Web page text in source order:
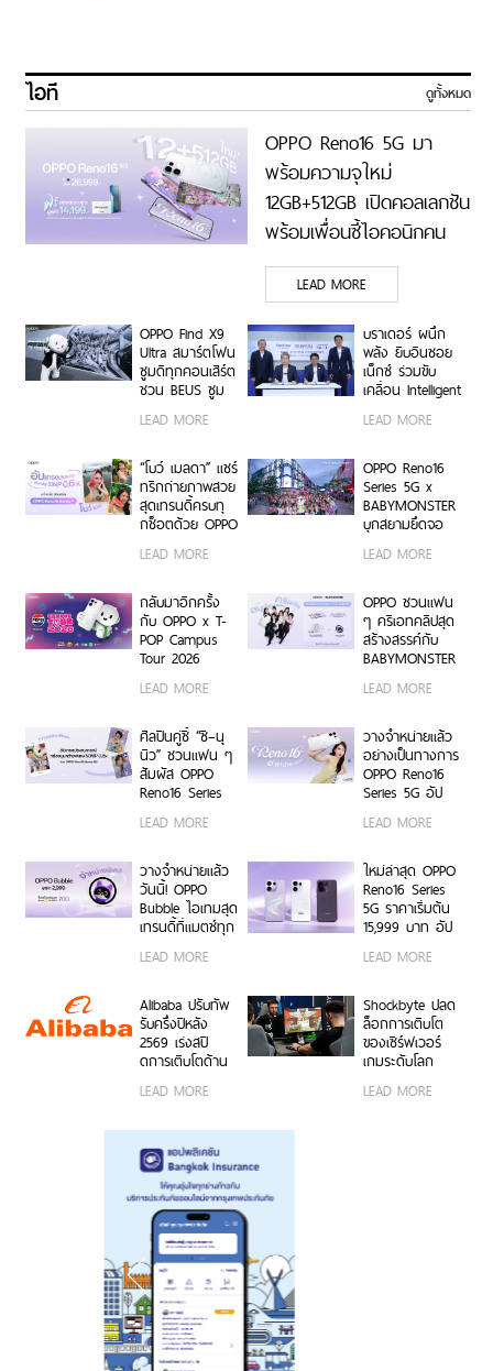
ไอที ดูทั้งหมด
OPPO Reno16 5G มา
พร้อมความจุใหม่
12GB+512GB เปิดคอลเลกชัน
พร้อมเพื่อนซี้ไอคอนิกคน
ล่าสุด Pingu Limited
Edition เติมความน่ารักทุก
โมเมนต์ เริ่ม 7 ส.ค. 69
LEAD MORE
OPPO Find X9
Ultra สมาร์ตโฟน
ซูมดีทุกคอนเสิร์ต
ชวน BEUS ซูม
ความสนุกสุดคม
BUS LIGHT AS
ONE
LEAD MORE
บราเดอร์ ผนึก
พลัง ยิบอินซอย
เน็กซ์ ร่วมขับ
เคลื่อน Intelligent
Transformation
Platform ยก
ระดับการจัดการ
ข้อมูลสู่ยุค
Digital-First
Enterprise
LEAD MORE
“โบว์ เมลดา” แชร์
ทริกถ่ายภาพสวย
สุดเทรนดี้ครบทุ
กช็อตด้วย OPPO
5G
LEAD MORE
OPPO Reno16
Series 5G x
BABYMONSTER
บุกสยามยึดจอ
บันดาลใจให้ทุก
เองได้เต็มที่ ผ่าน
OPPO K-POP
Star Random
Dance พร้อม
คลูซีฟ
LEAD MORE
กลับมาอีกครั้ง
กับ OPPO x T-
POP Campus
Tour 2026
สนุก บุก 6 รั้ว
ประเทศ ชวนเหล่า
นักศึกษา มา
Make Your
Moment กับ
Series 5G เร็ว ๆ
LEAD MORE
OPPO ชวนแฟน
ๆ ครีเอทคลิปสุด
สร้างสรรค์กับ
BABYMONSTER
คอนเสิร์ตโซน VIP
Edition Gift Box
สุดเอ็กซ์คลูซีฟ
ร่วมสนุกได้ตั้งแต่
6 ก.ค. – 17 ส.ค.
LEAD MORE
ศิลปินคู่ซี้ “ซี–นุ
นิว” ชวนแฟน ๆ
สัมผัส OPPO
Reno16 Series
Unbox พร้อม
กล้องมุมกว้าง
พิเศษ 50MP
0.6x เก็บทุก
โมเมนต์ โดดเด่น
LEAD MORE
วางจำหน่ายแล้ว
อย่างเป็นทางการ
OPPO Reno16
Series 5G อัป
กว้างพิเศษ
0.6x ถ่ายคนสวย
สีผิวเป็น
ธรรมชาติทั้งภาพ
นิ่งและวิดีโอ ใน
ราคาเริ่มต้นเพียง
15,999 บาท
สมนาคุณสุดคุ้ม
ค่า!
LEAD MORE
วางจำหน่ายแล้ว
วันนี้! OPPO
Bubble ไอเทมสุด
เทรนดี้ที่แมตช์ทุก
คุณสมบัติเด่น ใช้
งานได้ทั้งบนสมา
ร์ตโฟน OPPO
และระบบ iOS ใน
ราคา 2,999 บาท
LEAD MORE
ใหม่ล่าสุด OPPO
Reno16 Series
5G ราคาเริ่มต้น
15,999 บาท อัป
กว้างพิเศษ
สวยทั้งภาพและ
วิดีโอ พร้อม
ดีไซน์ดวงดาว 3
มิติ ครั้งแรกใน
LEAD MORE
Alibaba ปรับทัพ
รับครึ่งปีหลัง
2569 เร่งสปี
ดการเติบโตด้าน
ขององค์กร
และการขยาย
โครงสร้างพื้นฐาน
ทั่วโลก
LEAD MORE
Shockbyte ปลด
ล็อกการเติบโต
ของเซิร์ฟเวอร์
เกมระดับโลก
เซิร์ฟเวอร์
LEAD MORE